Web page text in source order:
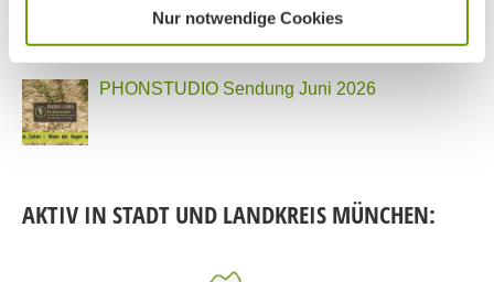
Nur notwendige Cookies
PHONSTUDIO Sendung Juni 2026
AKTIV IN STADT UND LANDKREIS MÜNCHEN: